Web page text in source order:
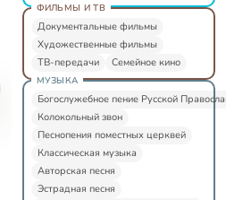
ФИЛЬМЫ И ТВ
Документальные фильмы
Художественные фильмы
ТВ-передачи
Семейное кино
МУЗЫКА
Богослужебное пение Русской
Колокольный звон
Песнопения поместных церквей
Классическая музыка
Авторская песня
Эстрадная песня